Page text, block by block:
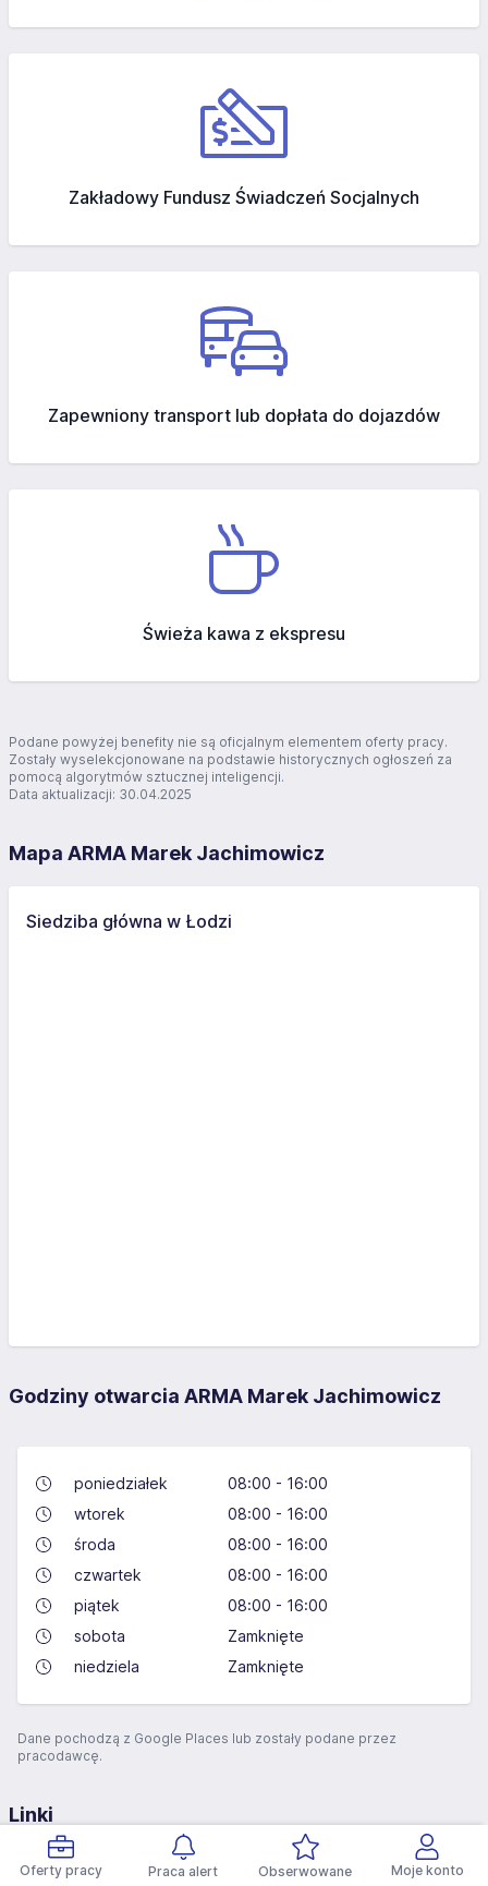
Oferty pracy Praca alert Obserwowane Moje konto
Zakładowy Fundusz Świadczeń Socjalnych
Zapewniony transport lub dopłata do dojazdów
Świeża kawa z ekspresu
Podane powyżej benefity nie są oficjalnym elementem oferty pracy.
Zostały wyselekcjonowane na podstawie historycznych ogłoszeń za
pomocą algorytmów sztucznej inteligencji.
Data aktualizacji: 30.04.2025
Mapa ARMA Marek Jachimowicz
Siedziba główna w Łodzi
Godziny otwarcia ARMA Marek Jachimowicz
poniedziałek
08:00 - 16:00
wtorek
08:00 - 16:00
środa
08:00 - 16:00
czwartek
08:00 - 16:00
piątek
08:00 - 16:00
sobota
Zamknięte
niedziela
Zamknięte
Dane pochodzą z Google Places lub zostały podane przez
pracodawcę.
Linki